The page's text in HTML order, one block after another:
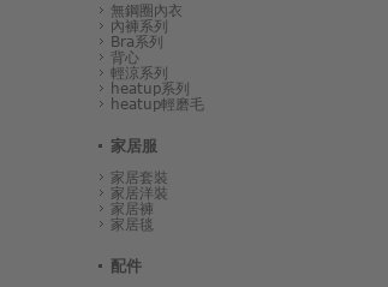
無鋼圈內衣
內褲系列
Bra系列
背心
輕涼系列
heatup系列
heatup輕磨毛
家居服
家居套裝
家居洋裝
家居褲
家居毯
配件